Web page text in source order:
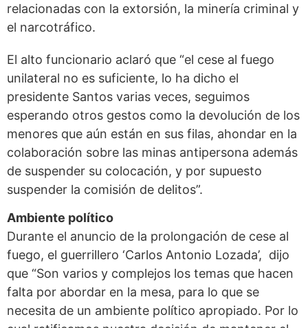
relacionadas con la extorsión, la minería criminal y
el narcotráfico.
El alto funcionario aclaró que “el cese al fuego
unilateral no es suficiente, lo ha dicho el
presidente Santos varias veces, seguimos
esperando otros gestos como la devolución de los
menores que aún están en sus filas, ahondar en la
colaboración sobre las minas antipersona además
de suspender su colocación, y por supuesto
suspender la comisión de delitos”.
Ambiente político
Durante el anuncio de la prolongación de cese al
fuego, el guerrillero ‘Carlos Antonio Lozada’, dijo
que “Son varios y complejos los temas que hacen
falta por abordar en la mesa, para lo que se
necesita de un ambiente político apropiado. Por lo